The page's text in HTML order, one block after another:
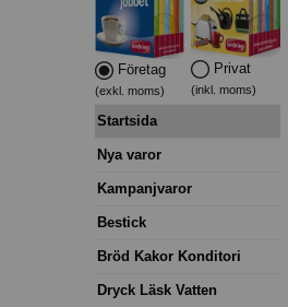
Företag
(exkl. moms)
Privat
(inkl. moms)
Startsida
Nya varor
Kampanjvaror
Bestick
Bröd Kakor Konditori
Dryck Läsk Vatten